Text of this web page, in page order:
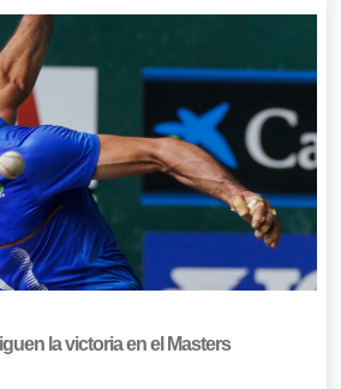
la victoria en el Masters